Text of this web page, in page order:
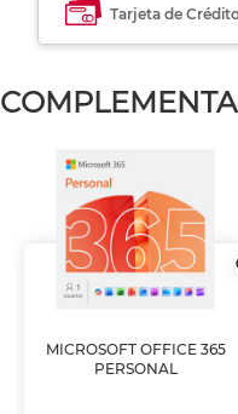
Tarjeta de
MICROSOFT OFFICE 365
PERSONAL